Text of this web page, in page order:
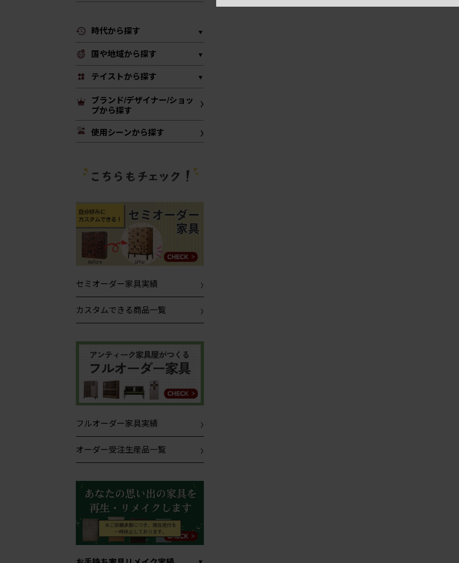
時代から探す
国や地域から探す
テイストから探す
ブランド/デザイナー/ショッ
プから探す
使用シーンから探す
セミオーダー家具実績
カスタムできる商品一覧
フルオーダー家具実績
オーダー受注生産品一覧